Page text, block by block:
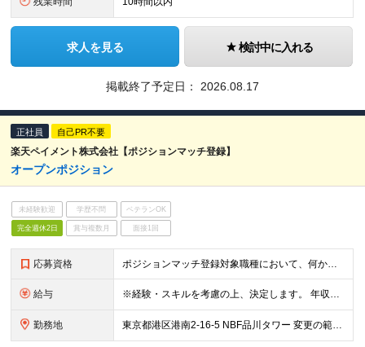
求人を見る 検討中に入れる
掲載終了予定日： 2026.08.17
正社員 自己PR不要
楽天ペイメント株式会社【ポジションマッチ登録】
オープンポジション
未経験歓迎 学歴不問 ベテランOK
完全週休2日 賞与複数月 面接1回
応募資格 ポジションマッチ登録対象職種において、何かしらの知識・経験を有する方 【活かせる経験・スキル】 ポジションマッチ登録対象職種に関連する知識・経験
給与 ※経験・スキルを考慮の上、決定します。 年収例：400～800万円
勤務地 東京都港区港南2-16-5 NBF品川タワー 変更の範囲：会社の定める事業所（リモートワーク含む）